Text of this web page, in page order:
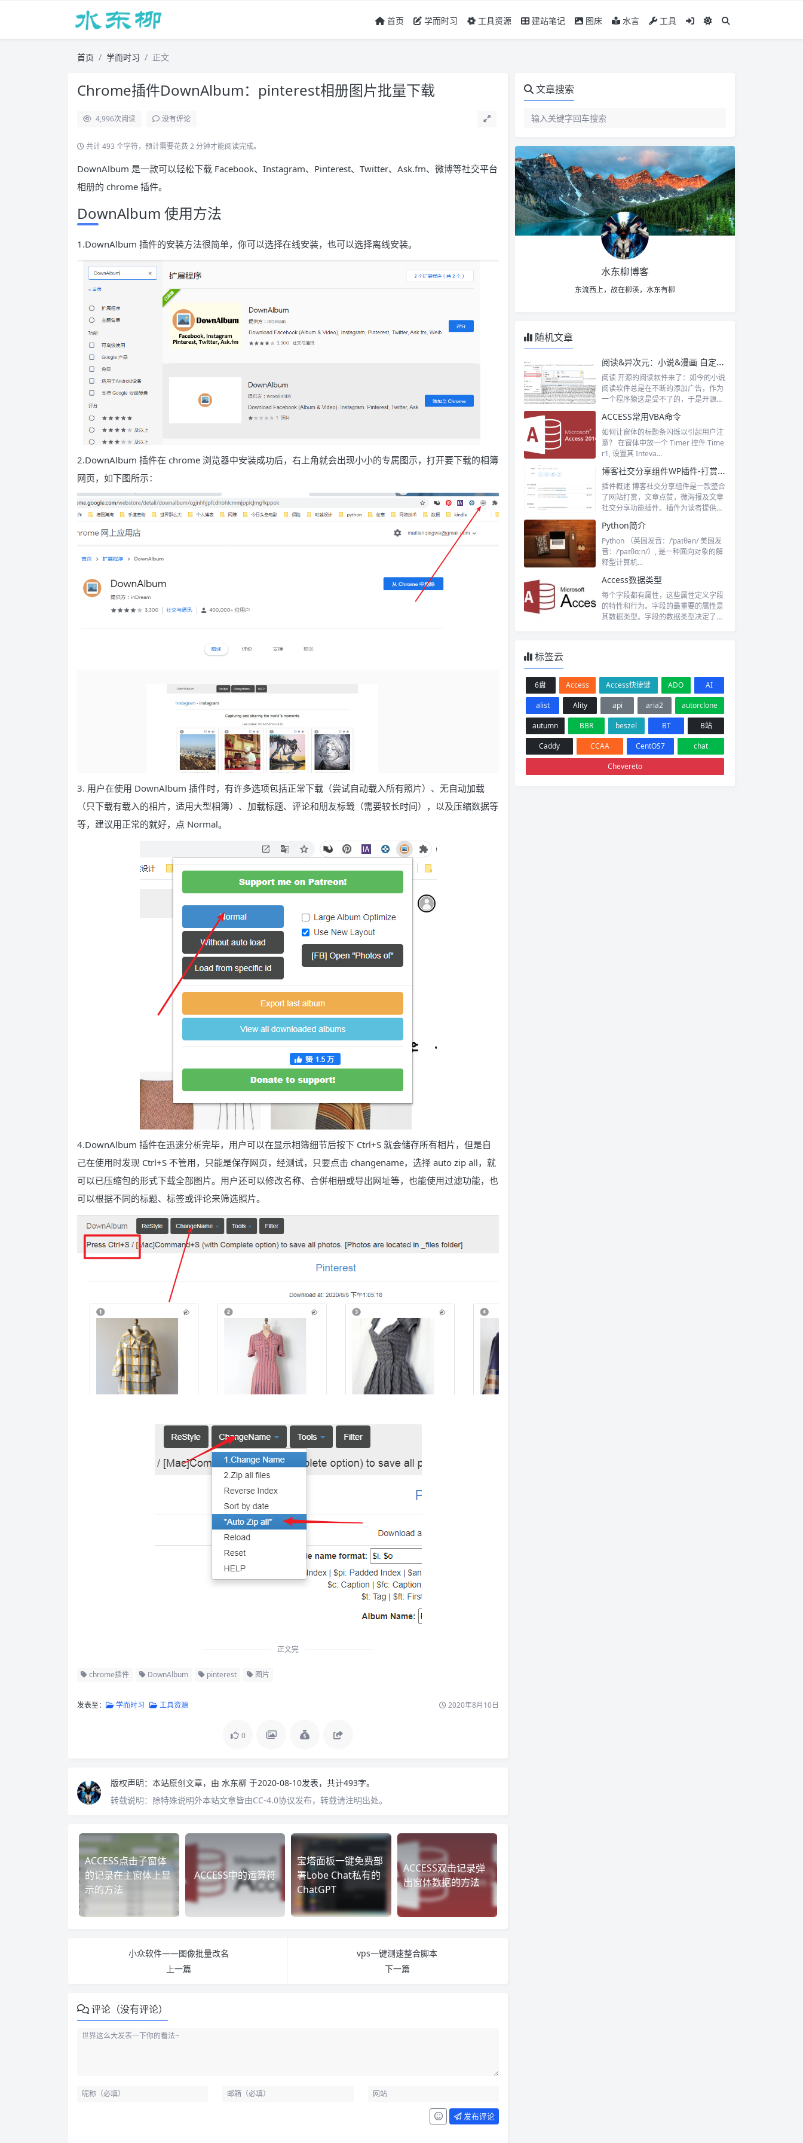
首页 学而时习 工具资源 建站笔记 图床 水言 工具
首页 学而时习 正文
Chrome插件DownAlbum：pinterest相册图片批量下载
4,996次阅读 没有评论
共计 493 个字符，预计需要花费 2 分钟才能阅读完成。
DownAlbum 是一款可以轻松下载 Facebook、Instagram、Pinterest、Twitter、Ask.fm、微博等社交平台
相册的 chrome 插件。
DownAlbum 使用方法
1.DownAlbum 插件的安装方法很简单，你可以选择在线安装，也可以选择离线安装。
2.DownAlbum 插件在 chrome 浏览器中安装成功后，右上角就会出现小小的专属图示，打开要下载的相簿
网页，如下图所示：
3. 用户在使用 DownAlbum 插件时，有许多选项包括正常下载（尝试自动载入所有照片）、无自动加载
（只下载有载入的相片，适用大型相簿）、加载标题、评论和朋友标籤（需要较长时间），以及压缩数据等
等，建议用正常的就好，点 Normal。
4.DownAlbum 插件在迅速分析完毕，用户可以在显示相簿细节后按下 Ctrl+S 就会储存所有相片，但是自
己在使用时发现 Ctrl+S 不管用，只能是保存网页，经测试，只要点击 changename，选择 auto zip all，就
可以已压缩包的形式下载全部图片。用户还可以修改名称、合併相册或导出网址等，也能使用过滤功能，也
可以根据不同的标题、标签或评论来筛选照片。
正文完
chrome插件 DownAlbum pinterest 图片
发表至： 学而时习 工具资源 2020年8月10日
0
版权声明： 本站原创文章，由 水东柳 于2020-08-10发表，共计493字。
转载说明： 除特殊说明外本站文章皆由CC-4.0协议发布，转载请注明出处。
ACCESS点击子窗体
的记录在主窗体上显
示的方法
ACCESS中的运算符
宝塔面板一键免费部
署Lobe Chat私有的
ChatGPT
ACCESS双击记录弹
出窗体数据的方法
小众软件——图像批量改名
上一篇
vps一键测速整合脚本
下一篇
评论（没有评论）
发布评论
文章搜索
水东柳博客
东流西上，故在柳溪，水东有柳
随机文章
阅读&异次元：小说&漫画 自定义源 免费无广告
阅读 开源的阅读软件来了：如今的小说
阅读软件总是在不断的添加广告，作为
一个程序猿这是受不了的，于是开源的
ACCESS常用VBA命令
如何让窗体的标题条闪烁以引起用户注
意？ 在窗体中放一个 Timer 控件 Time
r1, 设置其 Inteva...
博客社交分享组件WP插件-打赏/点赞/微海报/社交分享四合一
插件概述 博客社交分享组件是一款整合
了网站打赏，文章点赞，微海报及文章
社交分享功能插件。插件为读者提供点
Python简介
Python （英国发音：/ˈpaɪθən/ 美国发
音：/ˈpaɪθɑːn/）, 是一种面向对象的解
释型计算机...
Access数据类型
每个字段都有属性，这些属性定义字段
的特性和行为。字段的最重要的属性是
其数据类型。字段的数据类型决定了它
标签云
6盘 Access Access快捷键 ADO
AI
alist
Ality api aria2
autorclone
autumn
BBR beszel BT
B站
Caddy
CCAA CentOS7
chat
Chevereto